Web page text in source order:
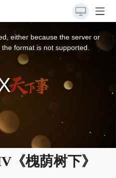
either because the server or
format is not supported.
《槐荫树下》